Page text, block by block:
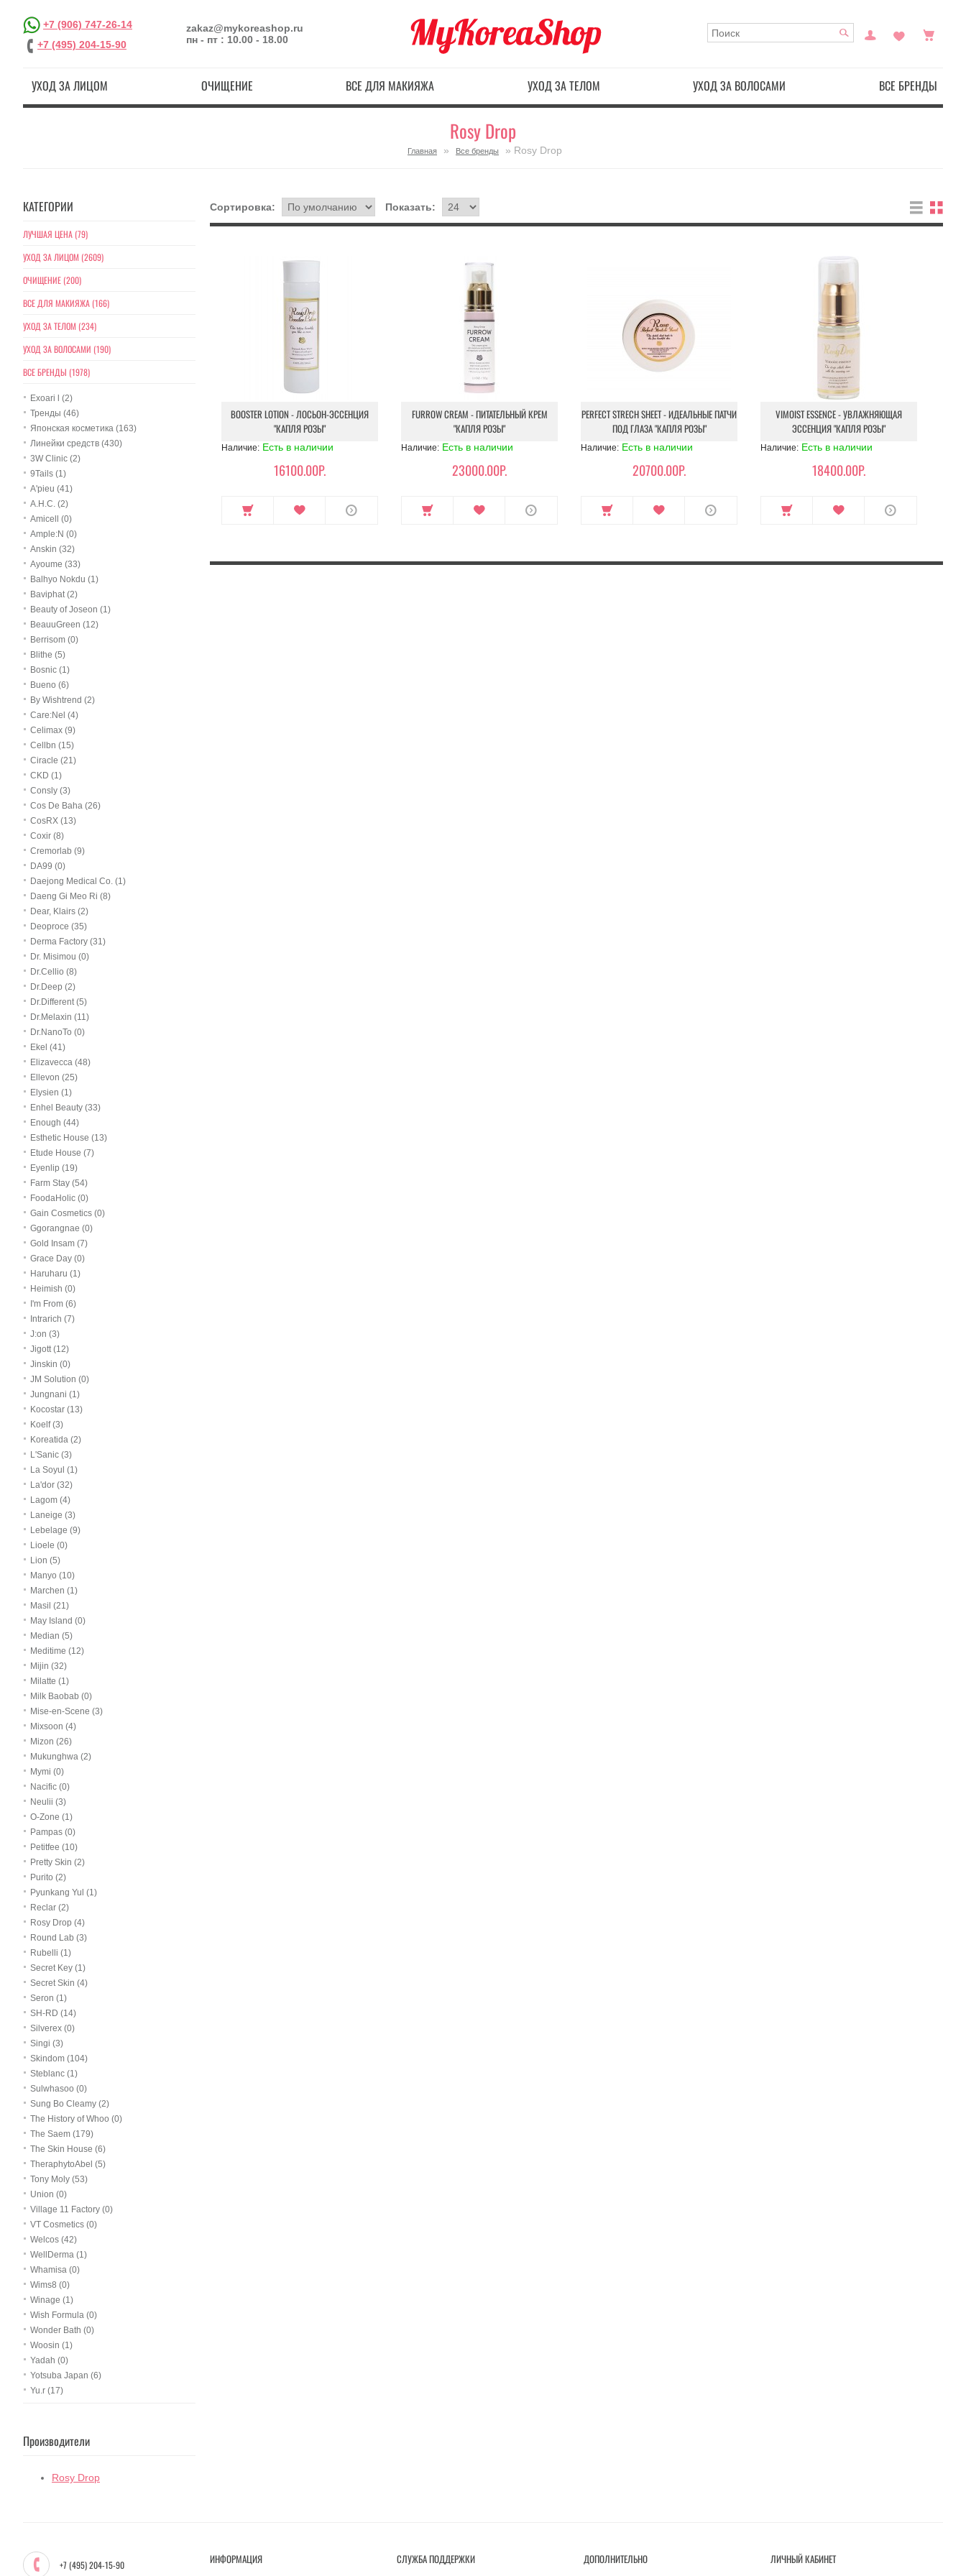
+7 (906) 747-26-14
+7 (495) 204-15-90
zakaz@mykoreashop.ru
пн - пт : 10.00 - 18.00
УХОД ЗА ЛИЦОМ ОЧИЩЕНИЕ ВСЕ ДЛЯ МАКИЯЖА УХОД ЗА ТЕЛОМ УХОД ЗА ВОЛОСАМИ ВСЕ БРЕНДЫ
Rosy Drop
Главная » Все бренды » Rosy Drop
КАТЕГОРИИ
ЛУЧШАЯ ЦЕНА (79)
УХОД ЗА ЛИЦОМ (2609)
ОЧИЩЕНИЕ (200)
ВСЕ ДЛЯ МАКИЯЖА (166)
УХОД ЗА ТЕЛОМ (234)
УХОД ЗА ВОЛОСАМИ (190)
ВСЕ БРЕНДЫ (1978)
Exoari l (2)
Тренды (46)
Японская косметика (163)
Линейки средств (430)
3W Clinic (2)
9Tails (1)
A'pieu (41)
A.H.C. (2)
Amicell (0)
Ample:N (0)
Anskin (32)
Ayoume (33)
Balhyo Nokdu (1)
Baviphat (2)
Beauty of Joseon (1)
BeauuGreen (12)
Berrisom (0)
Blithe (5)
Bosnic (1)
Bueno (6)
By Wishtrend (2)
Care:Nel (4)
Celimax (9)
Cellbn (15)
Ciracle (21)
CKD (1)
Consly (3)
Cos De Baha (26)
CosRX (13)
Coxir (8)
Cremorlab (9)
DA99 (0)
Daejong Medical Co. (1)
Daeng Gi Meo Ri (8)
Dear, Klairs (2)
Deoproce (35)
Derma Factory (31)
Dr. Misimou (0)
Dr.Cellio (8)
Dr.Deep (2)
Dr.Different (5)
Dr.Melaxin (11)
Dr.NanoTo (0)
Ekel (41)
Elizavecca (48)
Ellevon (25)
Elysien (1)
Enhel Beauty (33)
Enough (44)
Esthetic House (13)
Etude House (7)
Eyenlip (19)
Farm Stay (54)
FoodaHolic (0)
Gain Cosmetics (0)
Ggorangnae (0)
Gold Insam (7)
Grace Day (0)
Haruharu (1)
Heimish (0)
I'm From (6)
Intrarich (7)
J:on (3)
Jigott (12)
Jinskin (0)
JM Solution (0)
Jungnani (1)
Kocostar (13)
Koelf (3)
Koreatida (2)
L'Sanic (3)
La Soyul (1)
La'dor (32)
Lagom (4)
Laneige (3)
Lebelage (9)
Lioele (0)
Lion (5)
Manyo (10)
Marchen (1)
Masil (21)
May Island (0)
Median (5)
Meditime (12)
Mijin (32)
Milatte (1)
Milk Baobab (0)
Mise-en-Scene (3)
Mixsoon (4)
Mizon (26)
Mukunghwa (2)
Mymi (0)
Nacific (0)
Neulii (3)
O-Zone (1)
Pampas (0)
Petitfee (10)
Pretty Skin (2)
Purito (2)
Pyunkang Yul (1)
Reclar (2)
Rosy Drop (4)
Round Lab (3)
Rubelli (1)
Secret Key (1)
Secret Skin (4)
Seron (1)
SH-RD (14)
Silverex (0)
Singi (3)
Skindom (104)
Steblanc (1)
Sulwhasoo (0)
Sung Bo Cleamy (2)
The History of Whoo (0)
The Saem (179)
The Skin House (6)
TheraphytoAbel (5)
Tony Moly (53)
Union (0)
Village 11 Factory (0)
VT Cosmetics (0)
Welcos (42)
WellDerma (1)
Whamisa (0)
Wims8 (0)
Winage (1)
Wish Formula (0)
Wonder Bath (0)
Woosin (1)
Yadah (0)
Yotsuba Japan (6)
Yu.r (17)
Производители
Rosy Drop
Сортировка: Показать:
BOOSTER LOTION - ЛОСЬОН-ЭССЕНЦИЯ
"КАПЛЯ РОЗЫ"
Наличие: Есть в наличии
16100.00Р.
FURROW CREAM - ПИТАТЕЛЬНЫЙ КРЕМ
"КАПЛЯ РОЗЫ"
Наличие: Есть в наличии
23000.00Р.
PERFECT STRECH SHEET - ИДЕАЛЬНЫЕ ПАТЧИ
ПОД ГЛАЗА "КАПЛЯ РОЗЫ"
Наличие: Есть в наличии
20700.00Р.
VIMOIST ESSENCE - УВЛАЖНЯЮЩАЯ
ЭССЕНЦИЯ "КАПЛЯ РОЗЫ"
Наличие: Есть в наличии
18400.00Р.
+7 (495) 204-15-90 ИНФОРМАЦИЯ СЛУЖБА ПОДДЕРЖКИ ДОПОЛНИТЕЛЬНО ЛИЧНЫЙ КАБИНЕТ